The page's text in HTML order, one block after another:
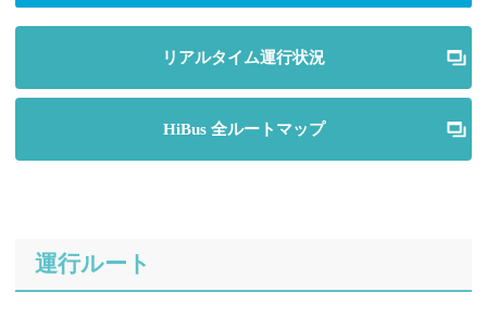
リアルタイム運行状況
HiBus 全ルートマップ
運行ルート